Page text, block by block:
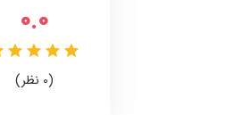
0.0
(0 نظر)